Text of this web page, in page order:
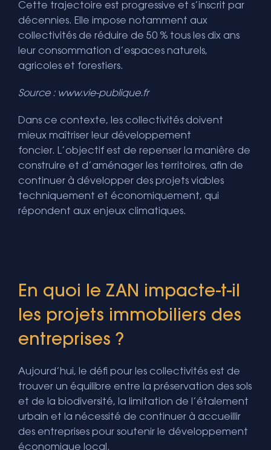
Cette trajectoire est progressive et s’inscrit par
décennies. Elle impose notamment aux
collectivités de réduire de 50 % tous les dix ans
leur consommation d’espaces naturels,
agricoles et forestiers.
Source : www.vie-publique.fr
Dans ce contexte, les collectivités doivent
mieux maîtriser leur développement
foncier. L’objectif est de repenser la manière de
construire et d’aménager les territoires, afin de
continuer à développer des projets viables
techniquement et économiquement, qui
répondent aux enjeux climatiques.
En quoi le ZAN impacte-t-il
les projets immobiliers des
entreprises ?
Aujourd’hui, le défi pour les collectivités est de
trouver un équilibre entre la préservation des sols
et de la biodiversité, la limitation de l’étalement
urbain et la nécessité de continuer à accueillir
des entreprises pour soutenir le développement
économique local.